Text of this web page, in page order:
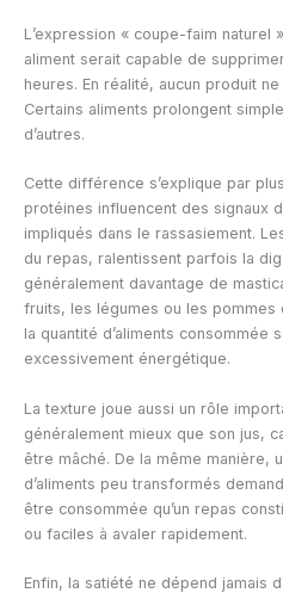
L’expression « coupe-faim naturel
aliment serait capable de
heures. En réalité, aucun produit
Certains aliments prolongent
d’autres.
Cette différence s’explique par
protéines influencent des signaux
impliqués dans le rassasiement.
du repas, ralentissent parfois la
généralement davantage de
fruits, les légumes ou les
la quantité d’aliments consommée
excessivement énergétique.
La texture joue aussi un rôle
généralement mieux que son jus,
être mâché. De la même manière,
d’aliments peu transformés
être consommée qu’un repas
ou faciles à avaler rapidement.
Enfin, la satiété ne dépend jamais